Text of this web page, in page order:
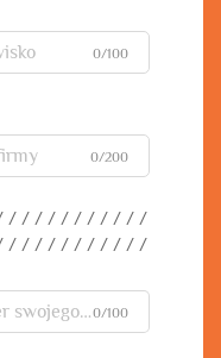
0/100
0/200
/ / / / / / / / / / /
/ / / / / / / / / / /
0/100